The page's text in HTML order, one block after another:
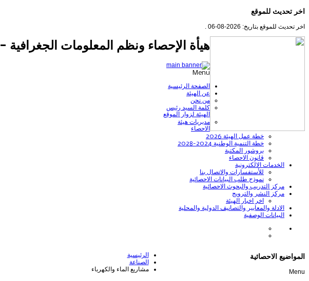
اخر تحديث للموقع
اخر تحديث للموقع بتاريخ: 2026-08-06 .
هيأة الإحصاء ونظم المعلومات الجغرافية -
Menu
الصفحة الرئيسية
عن الهيئة
من نحن
كلمة السيد رئيس
الهيئة لزوار الموقع
مديريات هيئة
الاحصاء
خطة عمل الهيئة 2026
خطة التنمية الوطنية 2024-2028
بروشور المكتبة
قانون الاحصاء
الخدمات الالكترونية
للأستفسارات والاتصال بنا
نموذج طلب البيانات الاحصائية
مركز التدريب والبحوث الاحصائية
مركز النشر والترويج
اخر اخبار الهيئة
الادلة والمعايير والتصانيف الدولية والمحلية
البيانات الوصفية
الرئيسية
الصناعة
مشاريع الماء والكهرباء
المواضيع الاحصائية
Menu